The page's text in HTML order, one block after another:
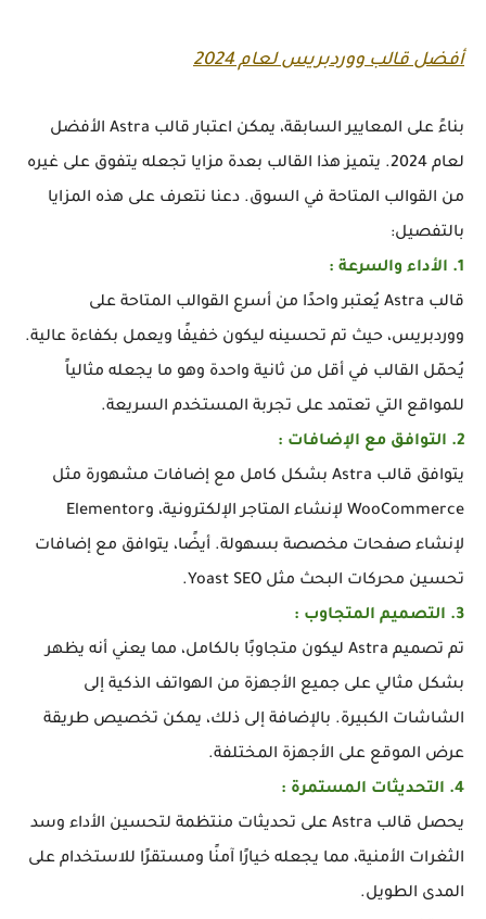
أفضل قالب ووردبريس لعام 2024
بناءً على المعايير السابقة، يمكن اعتبار قالب Astra الأفضل
لعام 2024. يتميز هذا القالب بعدة مزايا تجعله يتفوق على غيره
من القوالب المتاحة في السوق. دعنا نتعرف على هذه المزايا
بالتفصيل:
1. الأداء والسرعة :
قالب Astra يُعتبر واحدًا من أسرع القوالب المتاحة على
ووردبريس، حيث تم تحسينه ليكون خفيفًا ويعمل بكفاءة عالية.
يُحمّل القالب في أقل من ثانية واحدة وهو ما يجعله مثالياً
للمواقع التي تعتمد على تجربة المستخدم السريعة.
2. التوافق مع الإضافات :
يتوافق قالب Astra بشكل كامل مع إضافات مشهورة مثل
WooCommerce لإنشاء المتاجر الإلكترونية، وElementor
لإنشاء صفحات مخصصة بسهولة. أيضًا، يتوافق مع إضافات
تحسين محركات البحث مثل Yoast SEO.
3. التصميم المتجاوب :
تم تصميم Astra ليكون متجاوبًا بالكامل، مما يعني أنه يظهر
بشكل مثالي على جميع الأجهزة من الهواتف الذكية إلى
الشاشات الكبيرة. بالإضافة إلى ذلك، يمكن تخصيص طريقة
عرض الموقع على الأجهزة المختلفة.
4. التحديثات المستمرة :
يحصل قالب Astra على تحديثات منتظمة لتحسين الأداء وسد
الثغرات الأمنية، مما يجعله خيارًا آمنًا ومستقرًا للاستخدام على
المدى الطويل.